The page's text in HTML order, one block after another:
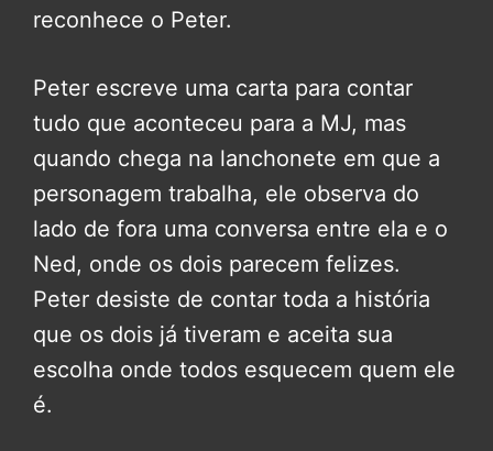
reconhece o Peter.
Peter escreve uma carta para contar
tudo que aconteceu para a MJ, mas
quando chega na lanchonete em que a
personagem trabalha, ele observa do
lado de fora uma conversa entre ela e o
Ned, onde os dois parecem felizes.
Peter desiste de contar toda a história
que os dois já tiveram e aceita sua
escolha onde todos esquecem quem ele
é.